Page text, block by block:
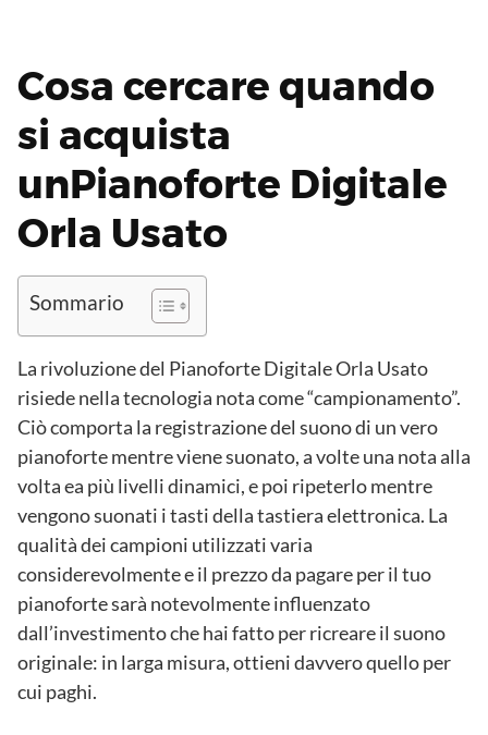
Cosa cercare quando
si acquista
unPianoforte Digitale
Orla Usato
Sommario
La rivoluzione del Pianoforte Digitale Orla Usato
risiede nella tecnologia nota come “campionamento”.
Ciò comporta la registrazione del suono di un vero
pianoforte mentre viene suonato, a volte una nota alla
volta ea più livelli dinamici, e poi ripeterlo mentre
vengono suonati i tasti della tastiera elettronica. La
qualità dei campioni utilizzati varia
considerevolmente e il prezzo da pagare per il tuo
pianoforte sarà notevolmente influenzato
dall’investimento che hai fatto per ricreare il suono
originale: in larga misura, ottieni davvero quello per
cui paghi.